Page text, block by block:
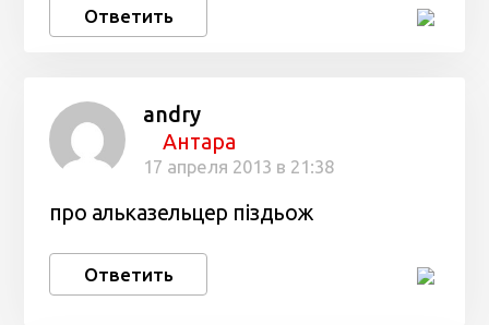
Ответить
andry
Антара
17 апреля 2013 в 21:38
про альказельцер піздьож
Ответить